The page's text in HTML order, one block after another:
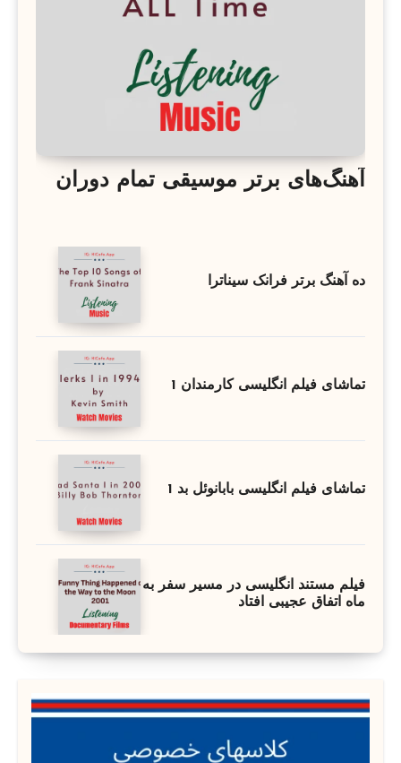
آهنگ‌های برتر موسیقی تمام دوران
ده آهنگ برتر فرانک سیناترا
تماشای فیلم انگلیسی کارمندان 1
تماشای فیلم انگلیسی بابانوئل بد 1
فیلم مستند انگلیسی در مسیر سفر به
ماه اتفاق عجیبی افتاد